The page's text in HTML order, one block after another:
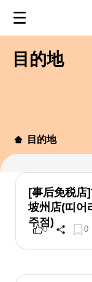
目的地
目的地
[事后免税
坡州店(띠어
주점)
0 0